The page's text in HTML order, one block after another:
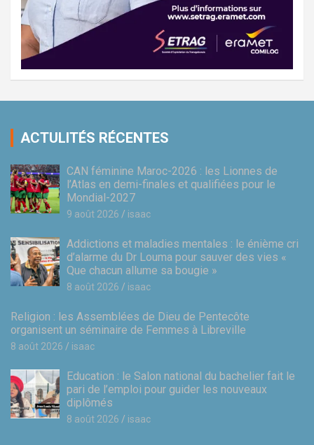
ACTULITÉS RÉCENTES
CAN féminine Maroc-2026 : les Lionnes de
l’Atlas en demi-finales et qualifiées pour le
Mondial-2027
9 août 2026 isaac
Addictions et maladies mentales : le énième cri
d’alarme du Dr Louma pour sauver des vies «
Que chacun allume sa bougie »
8 août 2026 isaac
Religion : les Assemblées de Dieu de Pentecôte
organisent un séminaire de Femmes à Libreville
8 août 2026 isaac
Education : le Salon national du bachelier fait le
pari de l’emploi pour guider les nouveaux
diplômés
8 août 2026 isaac